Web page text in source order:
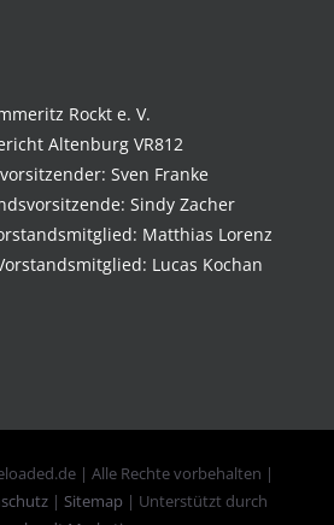
Rockt e. V.
Altenburg VR812
Sven Franke
Sindy Zacher
Matthias Lorenz
Lucas Kochan
| Alle Rechte vorbehalten |
| Sitemap | Unterstützt durch